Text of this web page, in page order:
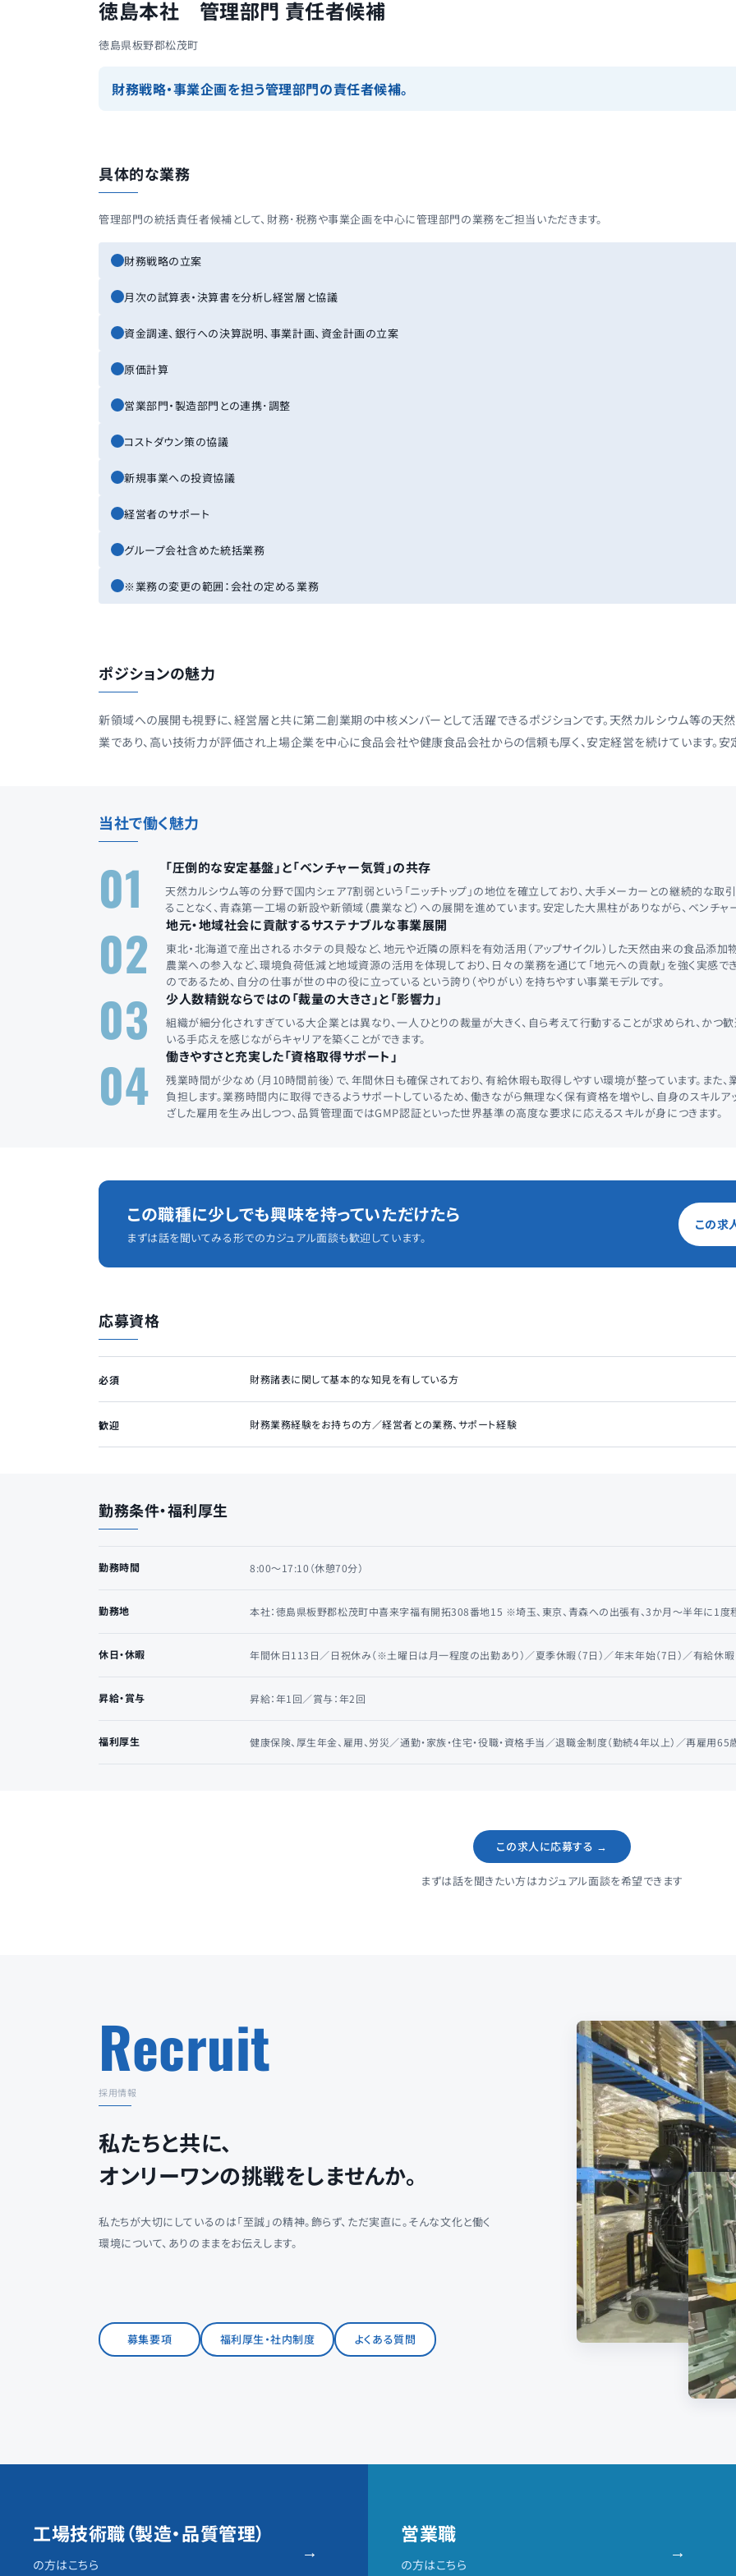
徳島本社 管理部門 責任者候補
徳島県板野郡松茂町
財務戦略・事業企画を担う管理部門の責任者候補。
具体的な業務
管理部門の統括責任者候補として、財務･税務や事業企画を中心に管理部門の業務をご担当いただきます。
財務戦略の立案
月次の試算表・決算書を分析し経営層と協議
資金調達、銀行への決算説明、事業計画、資金計画の立案
原価計算
営業部門・製造部門との連携･調整
コストダウン策の協議
新規事業への投資協議
経営者のサポート
グループ会社含めた統括業務
※業務の変更の範囲：会社の定める業務
ポジションの魅力
新領域への展開も視野に、経営層と共に第二創業期の中核メンバーとして活躍できるポジションです。天然カルシウム等の天
業であり、高い技術力が評価され上場企業を中心に食品会社や健康食品会社からの信頼も厚く、安定経営を続けています。安
当社で働く魅力
01 「圧倒的な安定基盤」と「ベンチャー気質」の共存
天然カルシウム等の分野で国内シェア7割弱という「ニッチトップ」の地位を確立しており、大手メーカーとの継続的な
ることなく、青森第一工場の新設や新領域（農業など）への展開を進めています。安定した大黒柱がありながら、ベンチ
02 地元・地域社会に貢献するサステナブルな事業展開
東北・北海道で産出されるホタテの貝殻など、地元や近隣の原料を有効活用（アップサイクル）した天然由来の食品添加
農業への参入など、環境負荷低減と地域資源の活用を体現しており、日々の業務を通じて「地元への貢献」を強く実感
のであるため、自分の仕事が世の中の役に立っているという誇り（やりがい）を持ちやすい事業モデルです。
03 少人数精鋭ならではの「裁量の大きさ」と「影響力」
組織が細分化されすぎている大企業とは異なり、一人ひとりの裁量が大きく、自ら考えて行動することが求められ、か
いる手応えを感じながらキャリアを築くことができます。
04 働きやすさと充実した「資格取得サポート」
残業時間が少なめ（月10時間前後）で、年間休日も確保されており、有給休暇も取得しやすい環境が整っています。ま
負担します。業務時間内に取得できるようサポートしているため、働きながら無理なく保有資格を増やし、自身のスキル
ざした雇用を生み出しつつ、品質管理面ではGMP認証といった世界基準の高度な要求に応えるスキルが身につきます。
この職種に少しでも興味を持っていただけたら
まずは話を聞いてみる形でのカジュアル面談も歓迎しています。
この求
応募資格
必須 財務諸表に関して基本的な知見を有している方
歓迎 財務業務経験をお持ちの方／経営者との業務、サポート経験
勤務条件・福利厚生
勤務時間 8:00〜17:10（休憩70分）
勤務地 本社：徳島県板野郡松茂町中喜来字福有開拓308番地15 ※埼玉、東京、青森への出張有、3か月〜半年に1度
休日・休暇 年間休日113日／日祝休み（※土曜日は月一程度の出勤あり）／夏季休暇（7日）／年末年始（7日）／有給休暇
昇給・賞与 昇給：年1回／賞与：年2回
福利厚生 健康保険、厚生年金、雇用、労災／通勤・家族・住宅・役職・資格手当／退職金制度（勤続4年以上）／再雇用65
この求人に応募する →
まずは話を聞きたい方はカジュアル面談を希望できます
Recruit
採用情報
私たちと共に、
オンリーワンの挑戦をしませんか。
私たちが大切にしているのは「至誠」の精神。飾らず、ただ実直に。そんな文化と働く
環境について、ありのままをお伝えします。
募集要項 福利厚生・社内制度 よくある質問
工場技術職（製造・品質管理）
の方はこちら
→
営業職
の方はこちら
→